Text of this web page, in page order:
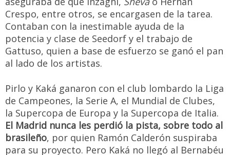
Crespo, entre otros, se encargasen de la tarea.
Contaban con la inestimable ayuda de la
potencia y clase de Seedorf y el trabajo de
Gattuso, quien a base de esfuerzo se ganó el pan
al lado de los artistas.
Pirlo y Kaká ganaron con el club lombardo la Liga
de Campeones, la Serie A, el Mundial de Clubes,
la Supercopa de Europa y la Supercopa de Italia.
El Madrid nunca les perdió la pista, sobre todo al
brasileño, por quien Ramón Calderón suspiraba
para su proyecto. Pero Kaká no llegó al Bernabéu